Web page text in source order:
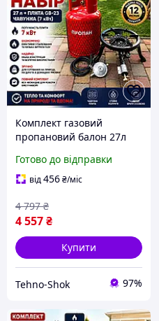
Комплект газовий
пропановий балон 27л
MSA GB-23 чавунна (7квт)
Готово до відправки
від456₴/міс
4 557₴
4 797 ₴
Купити
Tehno-Shok 97%